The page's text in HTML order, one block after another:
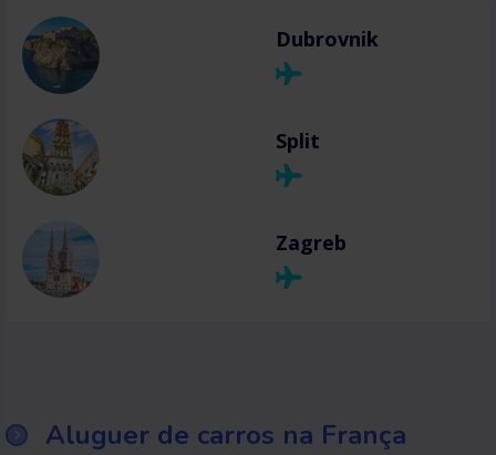
Dubrovnik
Split
Zagreb
Aluguer de carros na França